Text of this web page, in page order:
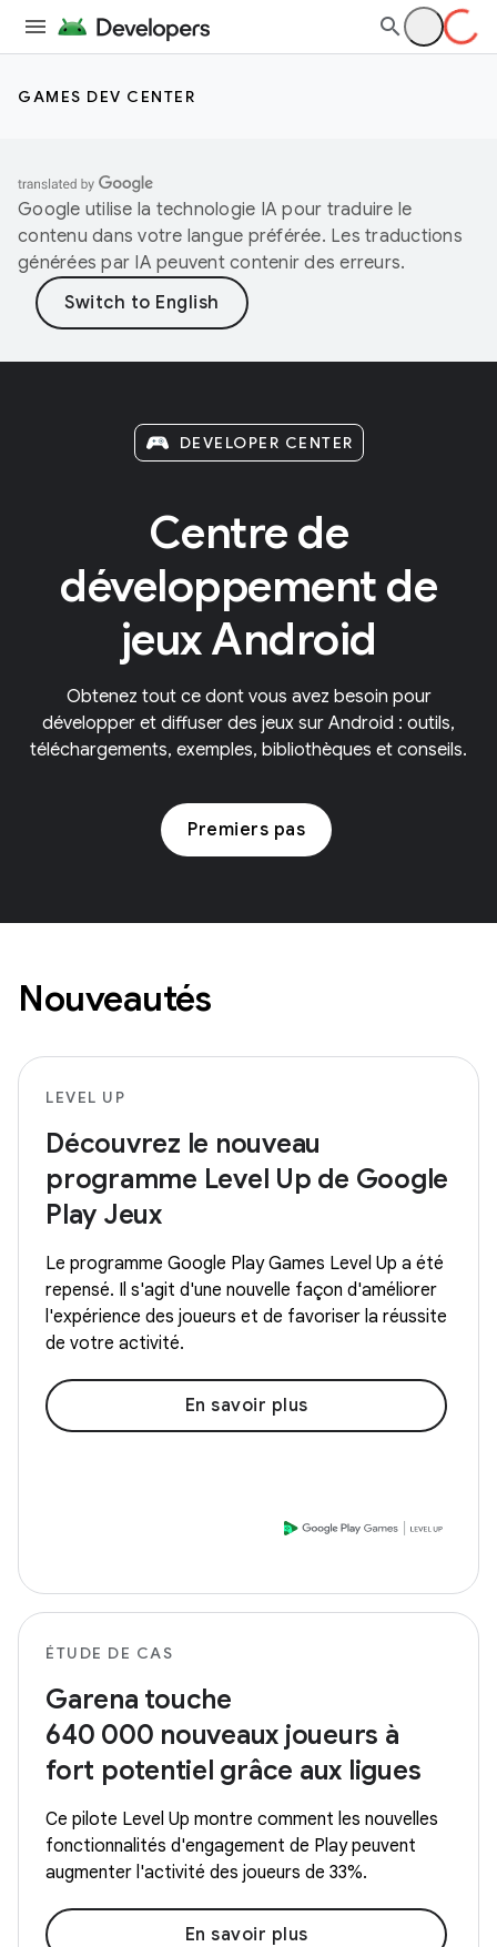
GAMES DEV CENTER
Google utilise la technologie IA pour traduire le
contenu dans votre langue préférée. Les traductions
générées par IA peuvent contenir des erreurs.
DEVELOPER CENTER
Centre de
développement de
jeux Android
Obtenez tout ce dont vous avez besoin pour
développer et diffuser des jeux sur Android : outils,
téléchargements, exemples, bibliothèques et conseils.
Premiers pas
Nouveautés
LEVEL UP
Découvrez le nouveau
programme Level Up de Google
Play Jeux
Le programme Google Play Games Level Up a été
repensé. Il s'agit d'une nouvelle façon d'améliorer
l'expérience des joueurs et de favoriser la réussite
de votre activité.
En savoir plus
ÉTUDE DE CAS
Garena touche
640 000 nouveaux joueurs à
fort potentiel grâce aux ligues
Ce pilote Level Up montre comment les nouvelles
fonctionnalités d'engagement de Play peuvent
augmenter l'activité des joueurs de 33%.
En savoir plus